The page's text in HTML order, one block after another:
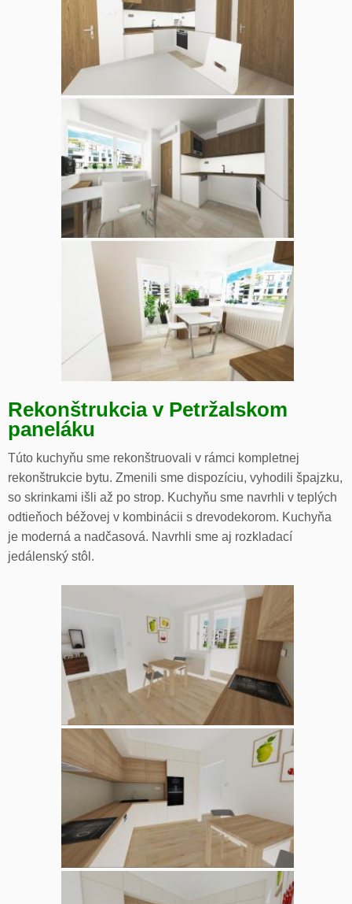
Rekonštrukcia v Petržalskom
paneláku
Túto kuchyňu sme rekonštruovali v rámci kompletnej
rekonštrukcie bytu. Zmenili sme dispozíciu, vyhodili špajzku,
so skrinkami išli až po strop. Kuchyňu sme navrhli v teplých
odtieňoch béžovej v kombinácii s drevodekorom. Kuchyňa
je moderná a nadčasová. Navrhli sme aj rozkladací
jedálenský stôl.